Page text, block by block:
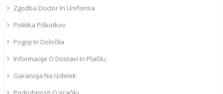
Zgodba Doctor In Uniforma
Politika Piškotkov
Pogoji In Določila
Informacije O Dostavi In ​​plačilu
Garancija Na Izdelek